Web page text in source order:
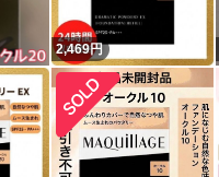
2,469円